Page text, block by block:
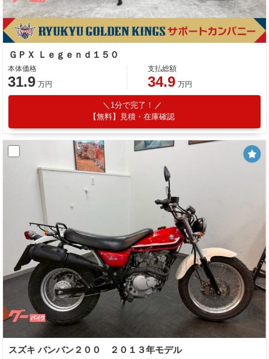
ＧＰＸ Ｌｅｇｅｎｄ１５０
本体価格
31.9 万円
支払総額
34.9 万円
1分で完了！
【無料】見積・在庫確認
スズキ バンバン２００ ２０１３年モデル